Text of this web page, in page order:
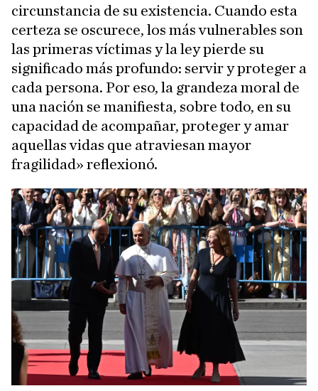
circunstancia de su existencia. Cuando esta
certeza se oscurece, los más vulnerables son
las primeras víctimas y la ley pierde su
significado más profundo: servir y proteger a
cada persona. Por eso, la grandeza moral de
una nación se manifiesta, sobre todo, en su
capacidad de acompañar, proteger y amar
aquellas vidas que atraviesan mayor
fragilidad» reflexionó.